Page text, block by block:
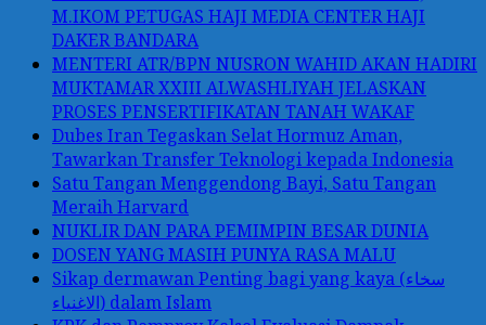
M.IKOM PETUGAS HAJI MEDIA CENTER HAJI
DAKER BANDARA
MENTERI ATR/BPN NUSRON WAHID AKAN HADIRI
MUKTAMAR XXIII ALWASHLIYAH JELASKAN
PROSES PENSERTIFIKATAN TANAH WAKAF
Dubes Iran Tegaskan Selat Hormuz Aman,
Tawarkan Transfer Teknologi kepada Indonesia
Satu Tangan Menggendong Bayi, Satu Tangan
Meraih Harvard
NUKLIR DAN PARA PEMIMPIN BESAR DUNIA
DOSEN YANG MASIH PUNYA RASA MALU
Sikap dermawan Penting bagi yang kaya (سخاء
الاغنياء) dalam Islam